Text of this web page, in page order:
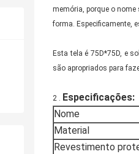
memória, porque o
forma. Especificamente,
Esta tela é 75D*75D, e
são apropriados para
2 . Especificações:
Nome
Material
Revestimento